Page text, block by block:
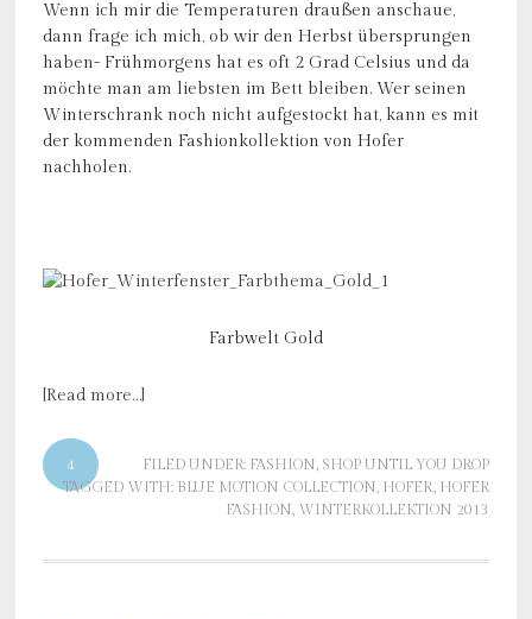
Wenn ich mir die Temperaturen draußen anschaue,
dann frage ich mich, ob wir den Herbst übersprungen
haben- Frühmorgens hat es oft 2 Grad Celsius und da
möchte man am liebsten im Bett bleiben. Wer seinen
Winterschrank noch nicht aufgestockt hat, kann es mit
der kommenden Fashionkollektion von Hofer
nachholen.
Farbwelt Gold
[Read more…]
4 FILED UNDER: FASHION, SHOP UNTIL YOU DROP
TAGGED WITH: BLUE MOTION COLLECTION, HOFER, HOFER
FASHION, WINTERKOLLEKTION 2013